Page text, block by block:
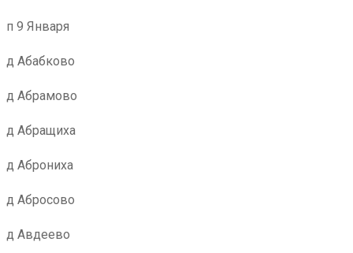
п 9 Января
д Абабково
д Абрамово
д Абращиха
д Аброниха
д Абросово
д Авдеево